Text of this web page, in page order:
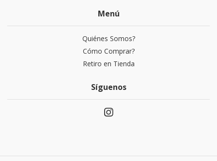
Menú
Quiénes Somos?
Cómo Comprar?
Retiro en Tienda
Síguenos